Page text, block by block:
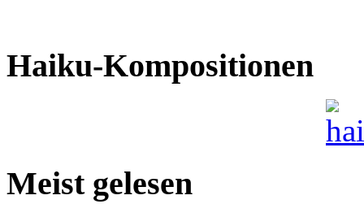
Haiku-Kompositionen
Meist gelesen